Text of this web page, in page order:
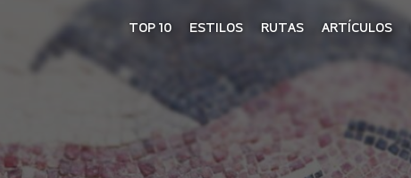
TOP 10 ESTILOS RUTAS ARTÍCULOS